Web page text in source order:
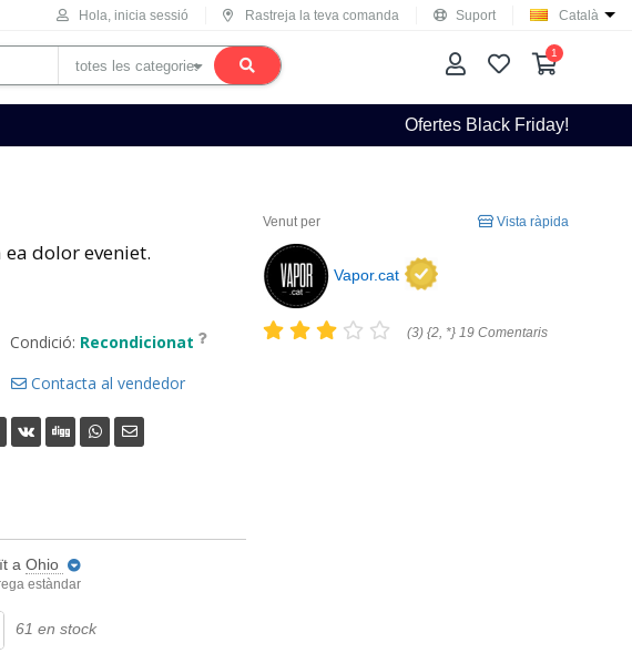
Hola, inicia sessió Rastreja la teva comanda Suport Català
1
Ofertes Black Friday!
dolor eveniet.
Condició: Recondicionat
Contacta al vendedor
a Ohio
estàndar
61 en stock
Venut per Vista ràpida
Vapor.cat
(3) {2, *} 19 Comentaris